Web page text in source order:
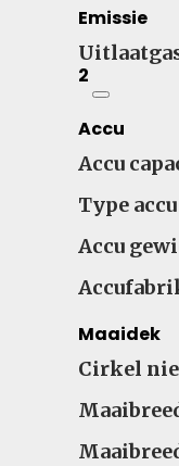
Emissie
2
Accu
Accu
Type accu
Accu
Maaidek
Cirkel